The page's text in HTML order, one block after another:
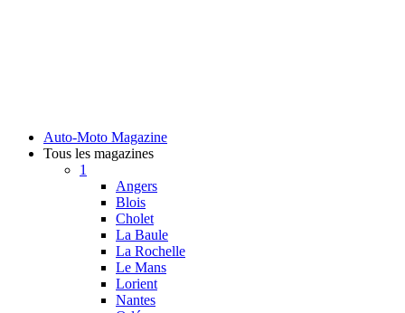
Auto-Moto Magazine
Tous les magazines
1
Angers
Blois
Cholet
La Baule
La Rochelle
Le Mans
Lorient
Nantes